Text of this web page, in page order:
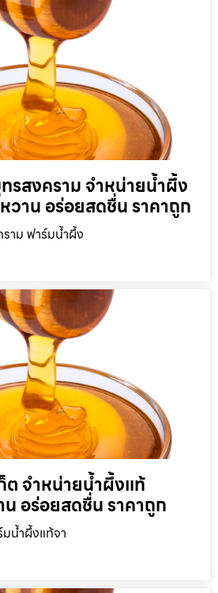
รสงคราม จำหน่ายน้ำผึ้ง
วาน อร่อยสดชื่น ราคาถูก
าม ฟาร์มน้ำผึ้ง
ต จำหน่ายน้ำผึ้งแท้
อร่อยสดชื่น ราคาถูก
น้ำผึ้งแท้จา